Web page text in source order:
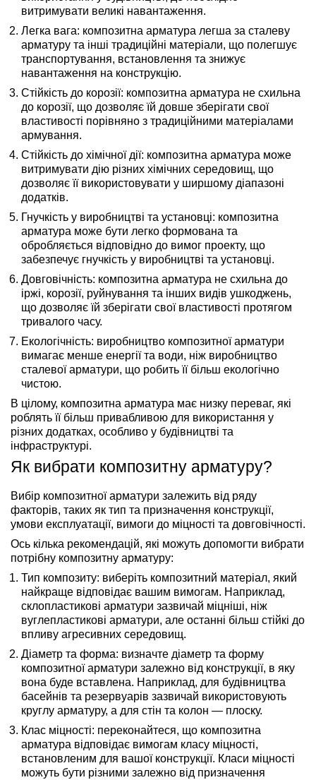
витримувати великі навантаження.
Легка вага: композитна арматура легша за сталеву
арматуру та інші традиційні матеріали, що полегшує
транспортування, встановлення та знижує
навантаження на конструкцію.
Стійкість до корозії: композитна арматура не схильна
до корозії, що дозволяє їй довше зберігати свої
властивості порівняно з традиційними матеріалами
армування.
Стійкість до хімічної дії: композитна арматура може
витримувати дію різних хімічних середовищ, що
дозволяє її використовувати у ширшому діапазоні
додатків.
Гнучкість у виробництві та установці: композитна
арматура може бути легко формована та
обробляється відповідно до вимог проекту, що
забезпечує гнучкість у виробництві та установці.
Довговічність: композитна арматура не схильна до
іржі, корозії, руйнування та інших видів ушкоджень,
що дозволяє їй зберігати свої властивості протягом
тривалого часу.
Екологічність: виробництво композитної арматури
вимагає менше енергії та води, ніж виробництво
сталевої арматури, що робить її більш екологічно
чистою.
В цілому, композитна арматура має низку переваг, які
роблять її більш привабливою для використання у
різних додатках, особливо у будівництві та
інфраструктурі.
Як вибрати композитну арматуру?
Вибір композитної арматури залежить від ряду
факторів, таких як тип та призначення конструкції,
умови експлуатації, вимоги до міцності та довговічності.
Ось кілька рекомендацій, які можуть допомогти вибрати
потрібну композитну арматуру:
Тип композиту: виберіть композитний матеріал, який
найкраще відповідає вашим вимогам. Наприклад,
склопластикові арматури зазвичай міцніші, ніж
вуглепластикові арматури, але останні більш стійкі до
впливу агресивних середовищ.
Діаметр та форма: визначте діаметр та форму
композитної арматури залежно від конструкції, в яку
вона буде вставлена. Наприклад, для будівництва
басейнів та резервуарів зазвичай використовують
круглу арматуру, а для стін та колон — плоску.
Клас міцності: переконайтеся, що композитна
арматура відповідає вимогам класу міцності,
встановленим для вашої конструкції. Класи міцності
можуть бути різними залежно від призначення